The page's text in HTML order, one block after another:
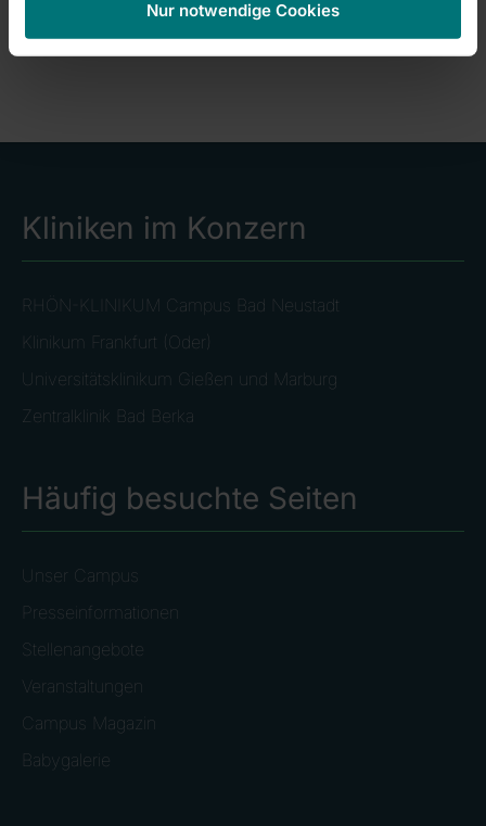
Nur notwendige Cookies
Kliniken im Konzern
RHÖN-KLINIKUM Campus Bad Neustadt
Klinikum Frankfurt (Oder)
Universitätsklinikum Gießen und Marburg
Zentralklinik Bad Berka
Häufig besuchte Seiten
Unser Campus
Presseinformationen
Stellenangebote
Veranstaltungen
Campus Magazin
Babygalerie